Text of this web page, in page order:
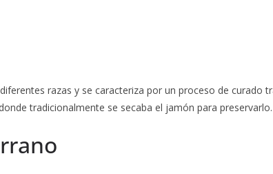
razas y se caracteriza por un proceso de curado
tradicionalmente se secaba el jamón para preservarlo.